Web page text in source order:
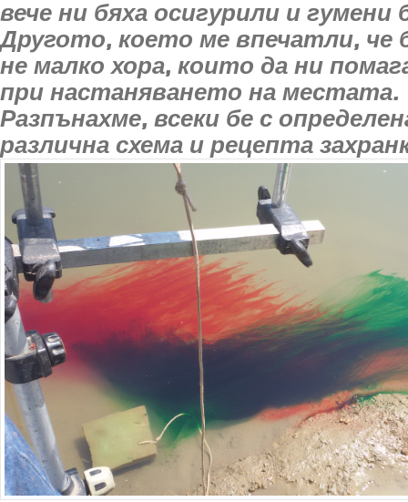
вече ни бяха осигурили и
Другото, което ме впечатли, че
не малко хора, които да ни
при настаняването на местата.
Разпънахме, всеки бе с
различна схема и рецепта